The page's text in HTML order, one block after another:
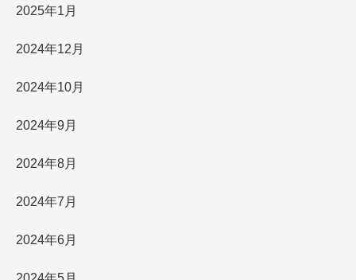
2025年1月
2024年12月
2024年10月
2024年9月
2024年8月
2024年7月
2024年6月